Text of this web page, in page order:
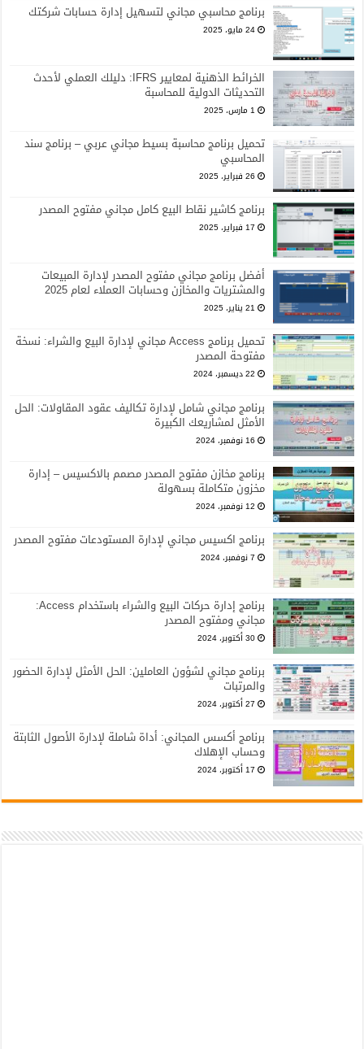
برنامج محاسبي مجاني لتسهيل إدارة حسابات شركتك
24 مايو، 2025
الخرائط الذهنية لمعايير IFRS: دليلك العملي لأحدث
التحديثات الدولية للمحاسبة
1 مارس، 2025
تحميل برنامج محاسبة بسيط مجاني عربي – برنامج سند
المحاسبي
26 فبراير، 2025
برنامج كاشير نقاط البيع كامل مجاني مفتوح المصدر
17 فبراير، 2025
أفضل برنامج مجاني مفتوح المصدر لإدارة المبيعات
والمشتريات والمخازن وحسابات العملاء لعام 2025
21 يناير، 2025
تحميل برنامج Access مجاني لإدارة البيع والشراء: نسخة
مفتوحة المصدر
22 ديسمبر، 2024
برنامج مجاني شامل لإدارة تكاليف عقود المقاولات: الحل
الأمثل لمشاريعك الكبيرة
16 نوفمبر، 2024
برنامج مخازن مفتوح المصدر مصمم بالاكسيس – إدارة
مخزون متكاملة بسهولة
12 نوفمبر، 2024
برنامج اكسيس مجاني لإدارة المستودعات مفتوح المصدر
7 نوفمبر، 2024
برنامج إدارة حركات البيع والشراء باستخدام Access:
مجاني ومفتوح المصدر
30 أكتوبر، 2024
برنامج مجاني لشؤون العاملين: الحل الأمثل لإدارة الحضور
والمرتبات
27 أكتوبر، 2024
برنامج أكسس المجاني: أداة شاملة لإدارة الأصول الثابتة
وحساب الإهلاك
17 أكتوبر، 2024